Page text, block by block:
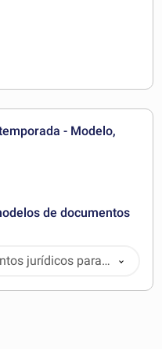
- Modelo,
de documentos
jurídicos para